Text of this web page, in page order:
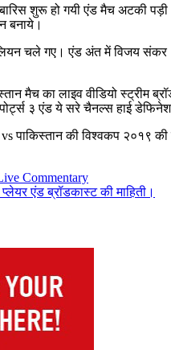
शुरू हो गयी एंड मैच अटकी
बनाये।
चले गए। एंड अंत में विजय
मैच का लाइव वीडियो स्ट्रीम
स्पोर्ट्स ३ एंड ये सरे चैनल्स हाई
vs पाकिस्तान की विश्वकप २०१९
Commentary
एंड ब्रॉडकास्ट की माहिती।